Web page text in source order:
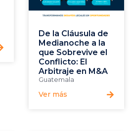
De la Cláusula de
Medianoche a la
que Sobrevive el
Conflicto: El
Arbitraje en M&A
Guatemala
Ver más